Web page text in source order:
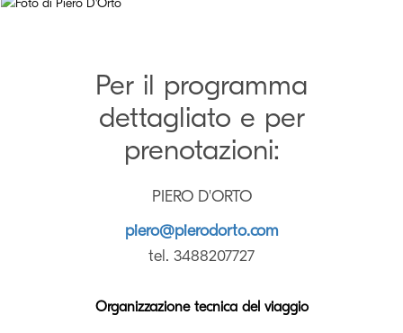
Per il programma
dettagliato e per
prenotazioni:
PIERO D'ORTO
piero@pierodorto.com
tel. 3488207727
Organizzazione tecnica del viaggio